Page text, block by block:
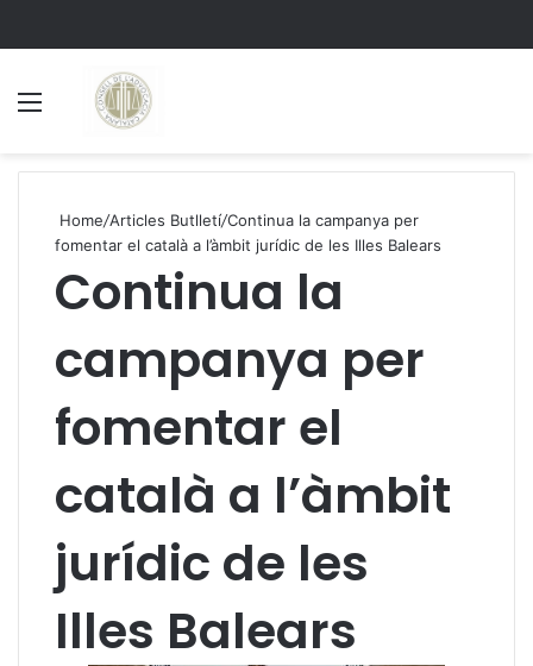
Home/Articles Butlletí/Continua la campanya per
fomentar el català a l’àmbit jurídic de les Illes Balears
Continua la
campanya per
fomentar el
català a l’àmbit
jurídic de les
Illes Balears